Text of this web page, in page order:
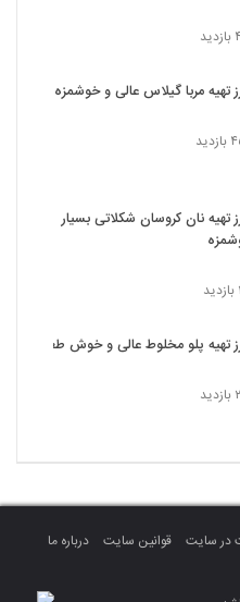
تهیه مربا گیلاس عالی و خوشمزه
تهیه نان کروسان شکلاتی بسیار
تهیه پلو مخلوط عالی و خوش طعم
در سایت قوانین سایت
درباره ما